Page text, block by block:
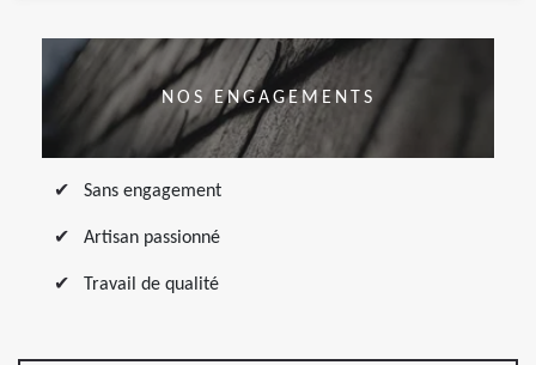
NOS ENGAGEMENTS
Sans engagement
Artisan passionné
Travail de qualité